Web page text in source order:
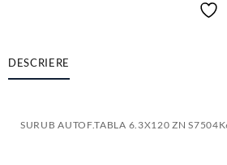
S7504K63120
DESCRIERE
SURUB AUTOF.TABLA 6.3X120 ZN